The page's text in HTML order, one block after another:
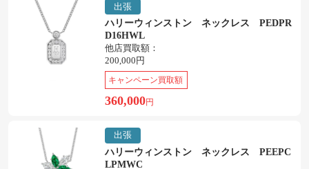
出張
ハリーウィンストン ネックレス PEDPR
D16HWL
他店買取額：
200,000円
キャンペーン買取額
360,000円
出張
ハリーウィンストン ネックレス PEEPC
LPMWC